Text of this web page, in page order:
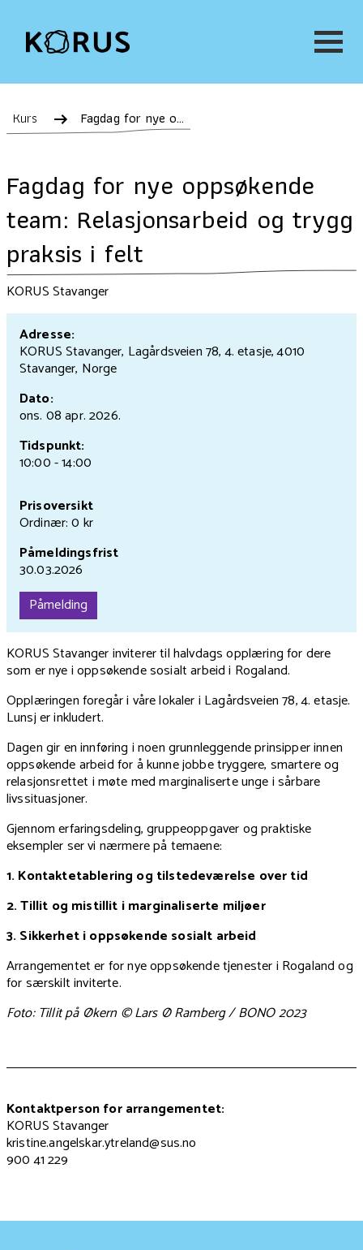
Kurs Fagdag for nye oppsøkende team: Relasjonsarbeid og trygg praksis i felt
Fagdag for nye oppsøkende
team: Relasjonsarbeid og trygg
praksis i felt
KORUS Stavanger
Adresse:
KORUS Stavanger, Lagårdsveien 78, 4. etasje, 4010
Stavanger, Norge
Dato:
ons. 08 apr.2026.
Tidspunkt:
10:00 - 14:00
Prisoversikt
Ordinær: 0 kr
Påmeldingsfrist
30.03.2026
Påmelding
KORUS Stavanger inviterer til halvdags opplæring for dere
som er nye i oppsøkende sosialt arbeid i Rogaland.
Opplæringen foregår i våre lokaler i Lagårdsveien 78, 4. etasje.
Lunsj er inkludert.
Dagen gir en innføring i noen grunnleggende prinsipper innen
oppsøkende arbeid for å kunne jobbe tryggere, smartere og
relasjonsrettet i møte med marginaliserte unge i sårbare
livssituasjoner.
Gjennom erfaringsdeling, gruppeoppgaver og praktiske
eksempler ser vi nærmere på temaene:
1. Kontaktetablering og tilstedeværelse over tid
2. Tillit og mistillit i marginaliserte miljøer
3. Sikkerhet i oppsøkende sosialt arbeid
Arrangementet er for nye oppsøkende tjenester i Rogaland og
for særskilt inviterte.
Foto: Tillit på Økern © Lars Ø Ramberg / BONO 2023
Kontaktperson for arrangementet:
KORUS Stavanger
kristine.angelskar.ytreland@sus.no
900 41 229